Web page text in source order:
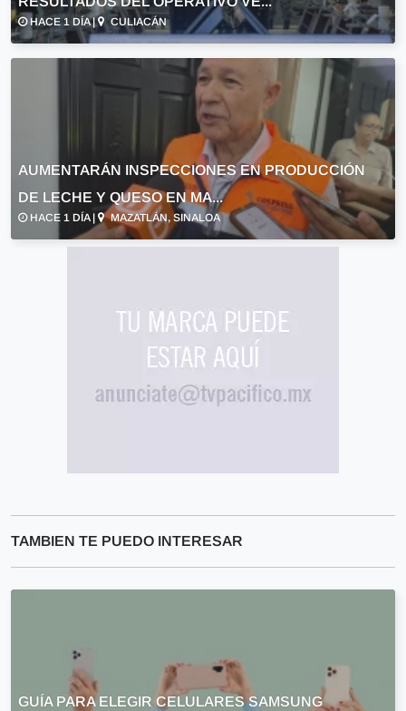
HACE 1 DÍA | CULIACÁN
AUMENTARÁN INSPECCIONES EN PRODUCCIÓN
DE LECHE Y QUESO EN MA...
HACE 1 DÍA | MAZATLÁN, SINALOA
TAMBIEN TE PUEDO INTERESAR
GUÍA PARA ELEGIR CELULARES SAMSUNG